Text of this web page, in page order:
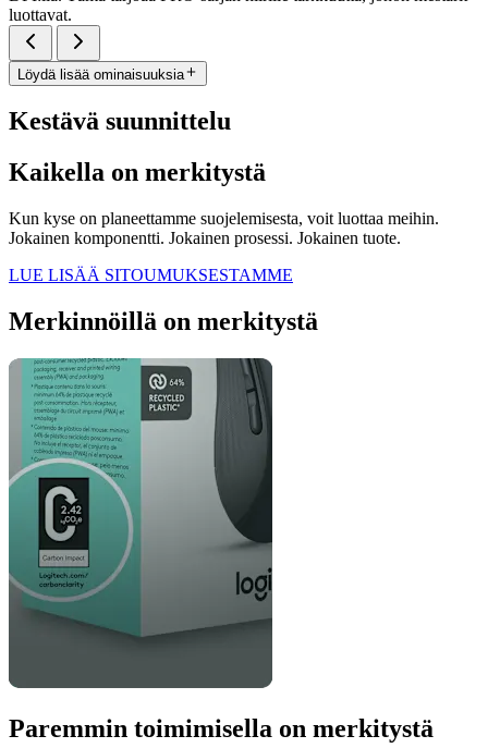
luottavat.
Löydä lisää ominaisuuksia
Kestävä suunnittelu
Kaikella on merkitystä
Kun kyse on planeettamme suojelemisesta, voit luottaa meihin.
Jokainen komponentti. Jokainen prosessi. Jokainen tuote.
LUE LISÄÄ SITOUMUKSESTAMME
Merkinnöillä on merkitystä
Paremmin toimimisella on merkitystä